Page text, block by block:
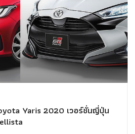
Yaris 2020 เวอร์ชั่นญี่ปุ่น